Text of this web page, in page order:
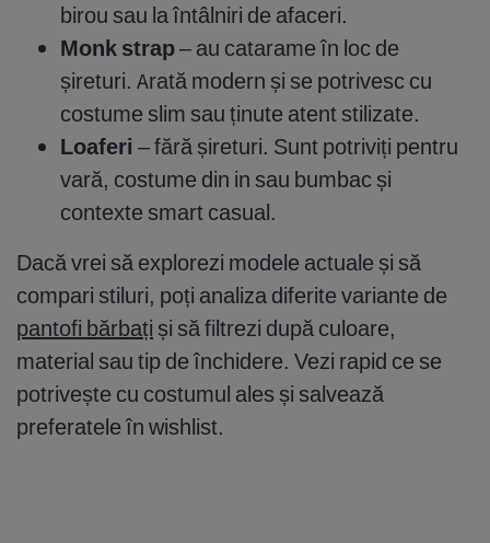
birou sau la întâlniri de afaceri.
Monk strap– au catarame în loc de
șireturi. Arată modern și se potrivesc cu
costume slim sau ținute atent stilizate.
Loaferi – fără șireturi. Sunt potriviți pentru
vară, costume din in sau bumbac și
contexte smart casual.
Dacă vrei să explorezi modele actuale și să
compari stiluri, poți analiza diferite variante de
pantofi bărbați și să filtrezi după culoare,
material sau tip de închidere. Vezi rapid ce se
potrivește cu costumul ales și salvează
preferatele în wishlist.